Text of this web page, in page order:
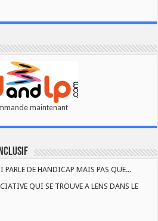
maintenant
DE HANDICAP MAIS PAS QUE...
QUI SE TROUVE A LENS DANS LE